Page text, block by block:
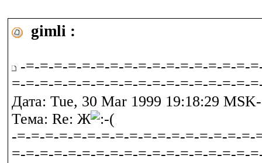
gimli :
-=-=-=-=-=-=-=-=-=-=-=-=-=-=-=-=-
=-=-=-=-=-=-=-=-=-=-=-=-=-=-=-=-=-
Дата: Tue, 30 Mar 1999 19:18:29
Тема: Re: Ж
-=-=-=-=-=-=-=-=-=-=-=-=-=-=-=-=-=-
=-=-=-=-=-=-=-=-=-=-=-=-=-=-=-=-=-